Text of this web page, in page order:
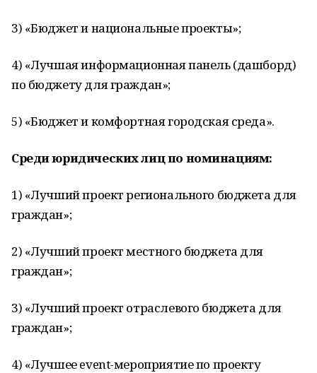
3) «Бюджет и национальные проекты»;
4) «Лучшая информационная панель (дашборд)
по бюджету для граждан»;
5) «Бюджет и комфортная городская среда».
Среди юридических лиц по номинациям:
1) «Лучший проект регионального бюджета для
граждан»;
2) «Лучший проект местного бюджета для
граждан»;
3) «Лучший проект отраслевого бюджета для
граждан»;
4) «Лучшее event-мероприятие по проекту